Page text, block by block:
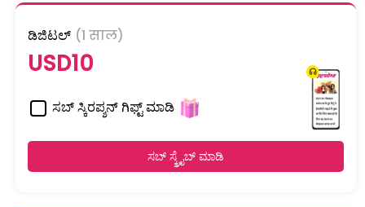
ಡಿಜಿಟಲ್ (1 साल)
USD10
ಸಬ್ ಸ್ಕಿರಪ್ಶನ್ ಗಿಫ್ಟ್ ಮಾಡಿ
ಸಬ್ ಸ್ಕ್ರೈಬ್ ಮಾಡಿ